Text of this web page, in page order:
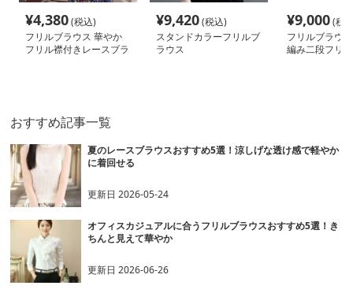
¥4,380(税込)
フリルブラウス 華やか
フリル襟付きレースブラ
¥9,420(税込)
スタンドカラーフリルブ
ラウス
¥9,000(税
フリルブラウ
編み二段フリ
おすすめ記事一覧
夏のレースブラウスおすすめ5選！涼しげな透け感で軽やか
に着回せる
更新日2026-05-24
オフィスカジュアルに合うフリルブラウスおすすめ5選！き
ちんと見えて華やか
更新日2026-06-26